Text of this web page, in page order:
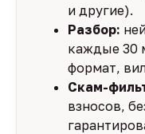
и другие).
Разбор:
каждые 30
формат,
Скам-
взносов,